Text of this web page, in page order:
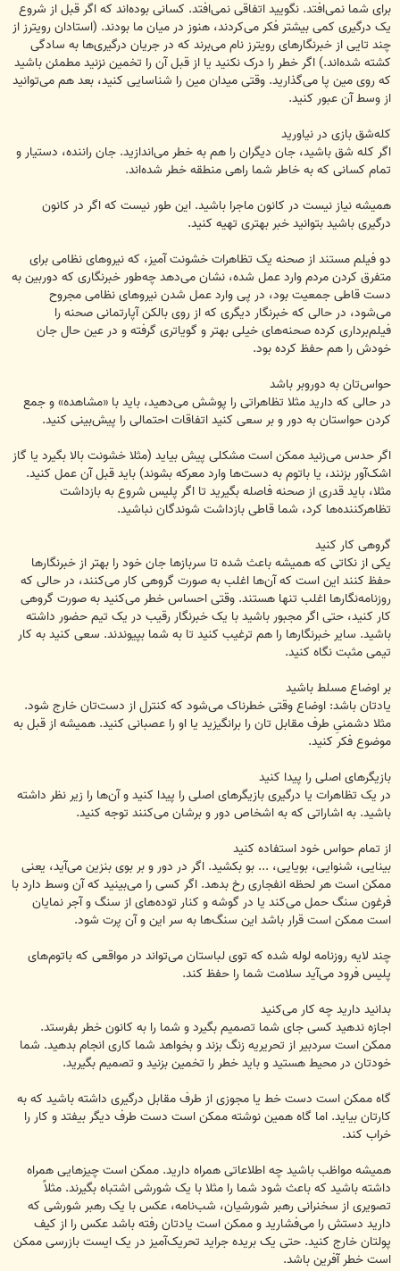
برای شما نمی‌افتد. نگویید اتفاقی ‏نمی‌افتد. کسانی بوده‌اند که اگر قبل از شروع
یک درگیری کمی بیشتر فکر می‌کردند، هنوز در میان ‏‏ما بودند. ‏‏(استادان رویترز از
چند تایی از خبرنگارهای رویترز نام می‌برند که در جریان درگیری‌ها به سادگی
‏‏کشته ‏شده‌اند.) اگر خطر را درک نکنید یا از قبل آن را تخمین نزنید مطمئن باشید
که روی مین پا می‌گذارید. وقتی ‏‏میدان ‏مین را شناسایی کنید، بعد هم می‌توانید
از وسط آن عبور کنید.‏
کله‌شق بازی در نیاورید
اگر کله شق باشید، جان دیگران را هم به خطر می‌اندازید. جان راننده، دستیار و
تمام کسانی که به خاطر شما ‏‏راهی ‏منطقه خطر شده‌اند.‏
همیشه نیاز نیست در کانون ماجرا باشید. ‏این طور نیست که اگر در کانون
درگیری باشید بتوانید خبر بهتری تهیه ‏‏‏‌کنید. ‏
دو فیلم مستند از صحنه یک تظاهرات خشونت آمیز، که نیروهای نظامی برای
متفرق کردن مردم وارد عمل ‏شده، ‏‏نشان می‌دهد چه‌طور خبرنگاری که دوربین به
دست قاطی جمعیت بود، در پی وارد عمل شدن نیروهای ‏نظامی ‏‏مجروح
می‌شود، در حالی که خبرنگار دیگری که از روی بالکن آپارتمانی صحنه را
فیلم‌برداری ‌کرده ‏صحنه‌های ‏‏خیلی بهتر و گویاتری گرفته و در عین حال جان
خودش را هم حفظ کرده بود.‏
حواس‌تان به دور‌و‌بر باشد
در حالی که دارید مثلا تظاهراتی را پوشش می‌دهید، باید با «مشاهده» و جمع
کردن حواستان به دور و بر سعی ‏‏‏کنید اتفاقات احتمالی را پیش‌بینی کنید. ‏
اگر حدس می‌زنید ممکن است مشکلی پیش بیاید (مثلا خشونت بالا بگیرد یا گاز
اشک‌آور بزنند، یا باتوم به ‏دست‌ها ‏‏وارد معرکه بشوند) باید قبل آن عمل کنید.
مثلا، باید قدری از صحنه فاصله ‏بگیرید تا اگر پلیس شروع به بازداشت
‏‏تظاهرکننده‌ها کرد، شما قاطی بازداشت شوندگان نباشید.‏
گروهی کار کنید
یکی از نکاتی که همیشه باعث شده تا سربازها جان خود را بهتر از خبرنگارها
حفظ کنند این است که آن‌ها اغلب ‏‏‏به صورت گروهی کار می‌کنند، در حالی که
روزنامه‌نگارها اغلب تنها هستند. وقتی احساس خطر می‌کنید به ‏‏‏صورت گروهی
کار کنید، حتی اگر مجبور باشید با یک خبرنگار رقیب در یک تیم حضور داشته
باشید. سایر ‏‏‏خبرنگارها را هم ترغیب کنید تا به شما بپیوندند. سعی کنید به کار
تیمی مثبت نگاه کنید.‏
بر اوضاع مسلط باشید
یادتان باشد: اوضاع وقتی خطرناک می‌شود که کنترل از دست‌تان خارج شود.
مثلا دشمنیِ طرف مقابل تان را ‏‏‏برانگیزید یا او را عصبانی کنید. همیشه از قبل به
‏موضوع فکر کنید.‏
بازیگرهای اصلی را پیدا کنید
در یک تظاهرات یا درگیری بازیگرهای اصلی را پیدا کنید و آن‌ها را زیر نظر داشته
باشید. به اشاراتی که به ‏‏اشخاص دور و برشان ‏می‌کنند توجه کنید. ‏
از تمام حواس خود استفاده کنید
بینایی، شنوایی، بویایی، ... بو بکشید. اگر ‏‏در دور و بر بوی بنزین می‌آید، یعنی
ممکن است هر لحظه انفجاری ‏رخ بدهد. اگر کسی را می‌بینید که آن وسط ‏دارد ‏با
فرغون سنگ حمل می‌کند یا در گوشه و کنار توده‌های از سنگ ‏و آجر نمایان
است ممکن است قرار باشد ‏این ‏سنگ‌ها به سر این و آن پرت شود.‏
چند لایه روزنامه لوله شده که توی لباستان می‌تواند در مواقعی که باتوم‌های
پلیس فرود می‌آید سلامت شما را ‏حفظ ‏‏کند.‏
بدانید دارید چه کار می‌کنید
‏اجازه ندهید کسی جای شما تصمیم بگیرد و شما را به کانون خطر بفرستد.
ممکن است سردبیر از تحریریه زنگ ‏‏‏بزند و بخواهد شما کاری انجام بدهید. شما
خودتان در محیط هستید و باید خطر را تخمین بزنید و تصمیم بگیرید.‏
گاه ممکن است دست خط یا مجوزی از طرف مقابل درگیری داشته باشید که به
کارتان بیاید. اما گاه همین نوشته ‏‏‏ممکن است دست طرف دیگر بیفتد و کار را
خراب کند. ‏
همیشه مواظب باشید چه اطلاعاتی همراه دارید. ممکن است چیزهایی همراه
داشته باشید که باعث شود شما را ‏‏‏مثلا با یک شورشی اشتباه بگیرند. مثلاً
تصویری از سخنرانی رهبر شورشیان، شب‌نامه، عکس با یک ‏رهبر ‏‏شورشی که
دارید دستش را می‌فشارید و ممکن است یادتان رفته باشد عکس را از کیف
پولتان خارج ‏کنید. حتی ‏‏یک بریده جراید تحریک‌آمیز در یک ایست بازرسی ممکن
است خطر آفرین باشد.‏